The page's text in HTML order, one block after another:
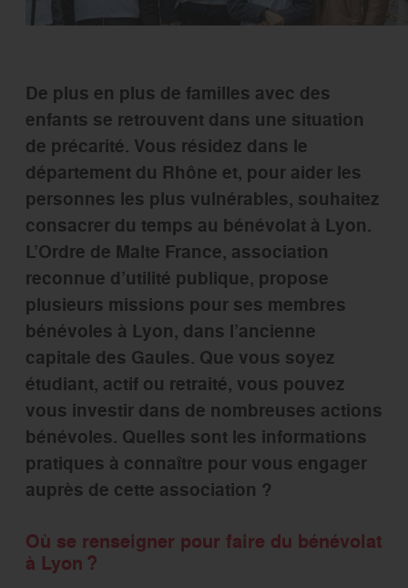
De plus en plus de familles avec des
enfants se retrouvent dans une situation
de précarité. Vous résidez dans le
département du Rhône et, pour aider les
personnes les plus vulnérables, souhaitez
consacrer du temps au bénévolat à Lyon.
L’Ordre de Malte France, association
reconnue d’utilité publique, propose
plusieurs missions pour ses membres
bénévoles à Lyon, dans l’ancienne
capitale des Gaules. Que vous soyez
étudiant, actif ou retraité, vous pouvez
vous investir dans de nombreuses actions
bénévoles. Quelles sont les informations
pratiques à connaître pour vous engager
auprès de cette association ?
Où se renseigner pour faire du bénévolat
à Lyon ?